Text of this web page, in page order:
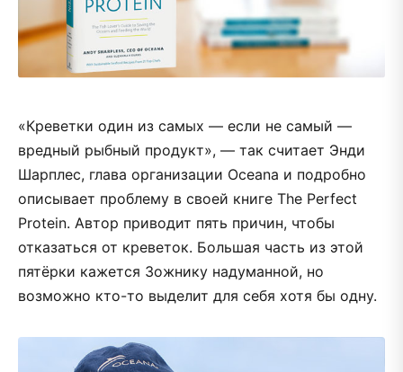
«Креветки один из самых — если не самый —
вредный рыбный продукт», — так считает Энди
Шарплес, глава организации Oceana и подробно
описывает проблему в своей книге The Perfect
Protein. Автор приводит пять причин, чтобы
отказаться от креветок. Большая часть из этой
пятёрки кажется Зожнику надуманной, но
возможно кто-то выделит для себя хотя бы одну.